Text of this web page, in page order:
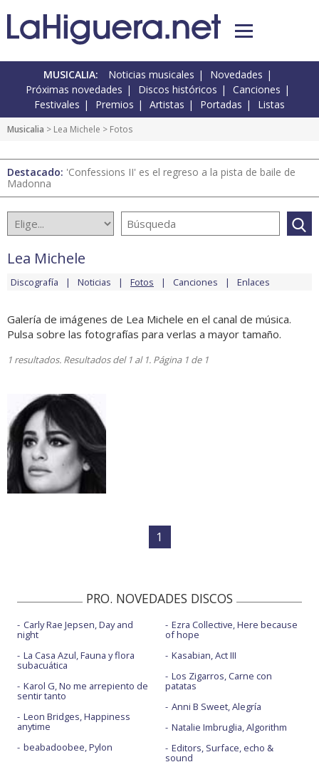
MUSICALIA: Noticias musicales
Novedades
Próximas novedades
Discos históricos
Canciones
Festivales
Premios Artistas Portadas Listas
Musicalia > Lea Michele > Fotos
Destacado: 'Confessions II' es el regreso a la pista de baile de
Madonna
Lea Michele
Discografía Noticias Fotos Canciones Enlaces
Galería de imágenes de Lea Michele en el canal de música.
Pulsa sobre las fotografías para verlas a mayor tamaño.
1 resultados. Resultados del 1 al 1. Página 1 de 1
1
PRO. NOVEDADES DISCOS
Carly Rae Jepsen, Day and
night
La Casa Azul, Fauna y flora
subacuática
Karol G, No me arrepiento de
sentir tanto
Leon Bridges, Happiness
anytime
beabadoobee, Pylon
Ezra Collective, Here because
of hope
Kasabian, Act III
Los Zigarros, Carne con
patatas
Anni B Sweet, Alegría
Natalie Imbruglia, Algorithm
Editors, Surface, echo &
sound